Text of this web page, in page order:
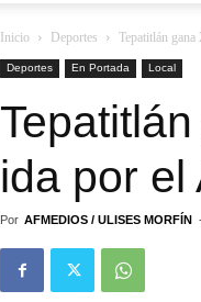
Inicio Deportes Tepatitlán
Deportes En Portada Local
ida por el
Por AFMEDIOS / ULISES MORFÍN